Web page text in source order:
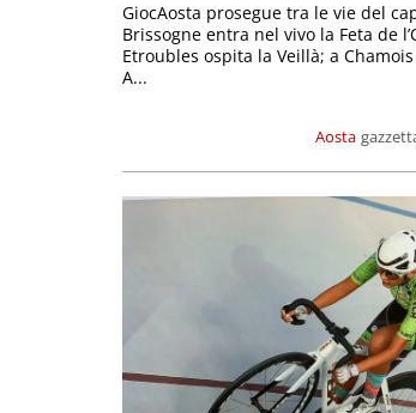
Aosta
GiocAosta prosegue tra le vie del
Brissogne entra nel vivo la Feta de
Etroubles ospita la Veillà; a
A...